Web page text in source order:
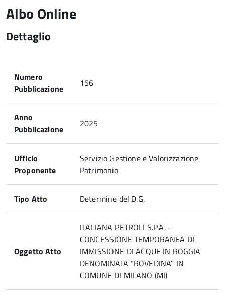
Albo Online
Dettaglio
Numero
Pubblicazione
156
Anno
Pubblicazione
2025
Ufficio
Proponente
Servizio Gestione e Valorizzazione
Patrimonio
Tipo Atto Determine del D.G.
Oggetto Atto
ITALIANA PETROLI S.P.A. -
CONCESSIONE TEMPORANEA DI
IMMISSIONE DI ACQUE IN ROGGIA
DENOMINATA “ROVEDINA” IN
COMUNE DI MILANO (MI)